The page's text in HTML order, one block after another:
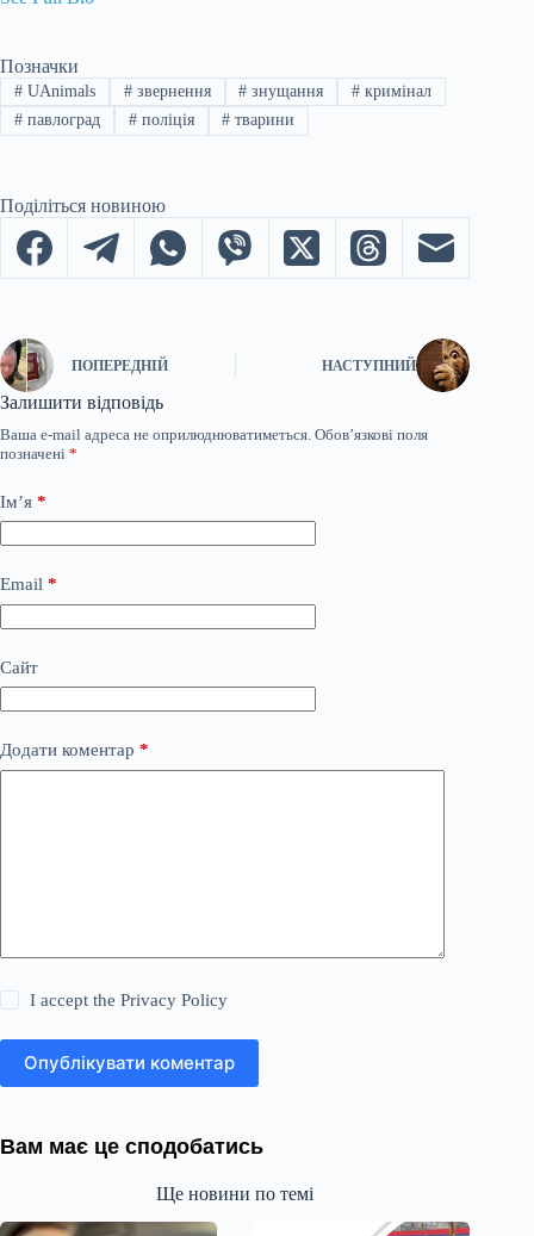
Позначки
#UAnimals #звернення # знущання # кримінал
#павлоград #поліція # тварини
Поділіться новиною
ПОПЕРЕДНІЙ НАСТУПНИЙ
Залишити відповідь
Ваша e-mail адреса не оприлюднюватиметься. Обов’язкові поля
позначені *
Ім’я *
Email *
Сайт
Додати коментар *
I accept thePrivacy Policy
Опублікувати коментар
Вам має це сподобатись
Ще новини по темі